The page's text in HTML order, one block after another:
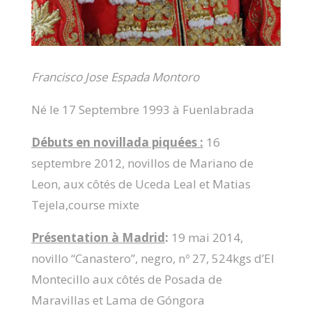
Francisco Jose Espada Montoro
Né le 17 Septembre 1993 à Fuenlabrada
Débuts en novillada piquées : 16
septembre 2012, novillos de Mariano de
Leon, aux côtés de Uceda Leal et Matias
Tejela,course mixte
Présentation à Madrid: 19 mai 2014,
novillo “Canastero”, negro, nº 27, 524kgs d’El
Montecillo aux côtés de Posada de
Maravillas et Lama de Góngora